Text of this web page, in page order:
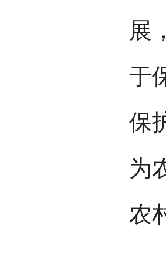
展
于
保
为
农